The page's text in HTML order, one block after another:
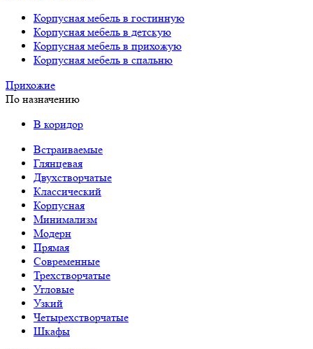
Корпусная мебель в гостинную
Корпусная мебель в детскую
Корпусная мебель в прихожую
Корпусная мебель в спальню
Прихожие
По назначению
В коридор
Встраиваемые
Глянцевая
Двухстворчатые
Классический
Корпусная
Минимализм
Модерн
Прямая
Современные
Трехстворчатые
Угловые
Узкий
Четырехстворчатые
Шкафы